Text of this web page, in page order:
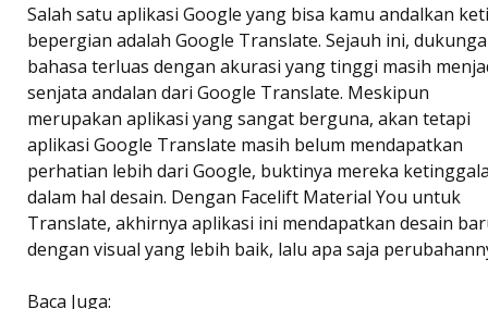
Salah satu aplikasi Google yang bisa kamu andalkan
bepergian adalah Google Translate. Sejauh ini,
bahasa terluas dengan akurasi yang tinggi masih
senjata andalan dari Google Translate. Meskipun
merupakan aplikasi yang sangat berguna, akan tetapi
aplikasi Google Translate masih belum mendapatkan
perhatian lebih dari Google, buktinya mereka
dalam hal desain. Dengan Facelift Material You untuk
Translate, akhirnya aplikasi ini mendapatkan desain
dengan visual yang lebih baik, lalu apa saja
Baca Juga: